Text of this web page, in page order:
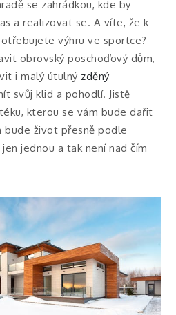
se zahrádkou, kde by
a realizovat se. A víte, že k
výhru ve sportce?
obrovský poschoďový dům,
i malý útulný zděný
svůj klid a pohodlí. Jistě
kterou se vám bude dařit
bude život přesně podle
jednou a tak není nad čím